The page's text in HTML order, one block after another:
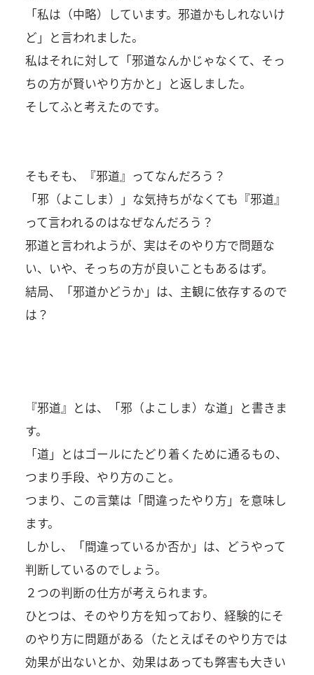
「私は（中略）しています。邪道かもしれないけ
ど」と言われました。
私はそれに対して「邪道なんかじゃなくて、そっ
ちの方が賢いやり方かと」と返しました。
そしてふと考えたのです。
そもそも、『邪道』ってなんだろう？
「邪（よこしま）」な気持ちがなくても『邪道』
って言われるのはなぜなんだろう？
邪道と言われようが、実はそのやり方で問題な
い、いや、そっちの方が良いこともあるはず。
結局、「邪道かどうか」は、主観に依存するので
は？
『邪道』とは、「邪（よこしま）な道」と書きま
す。
「道」とはゴールにたどり着くために通るもの、
つまり手段、やり方のこと。
つまり、この言葉は「間違ったやり方」を意味し
ます。
しかし、「間違っているか否か」は、どうやって
判断しているのでしょう。
２つの判断の仕方が考えられます。
ひとつは、そのやり方を知っており、経験的にそ
のやり方に問題がある（たとえばそのやり方では
効果が出ないとか、効果はあっても弊害も大きい